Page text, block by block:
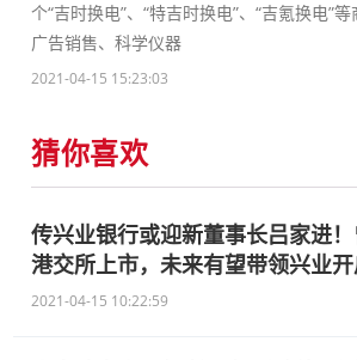
个“吉时换电”、“特吉时换电”、“吉氪换电”
广告销售、科学仪器
2021-04-15 15:23:03
猜你喜欢
传兴业银行或迎新董事长吕家进
港交所上市，未来有望带领兴业
2021-04-15 10:22:59